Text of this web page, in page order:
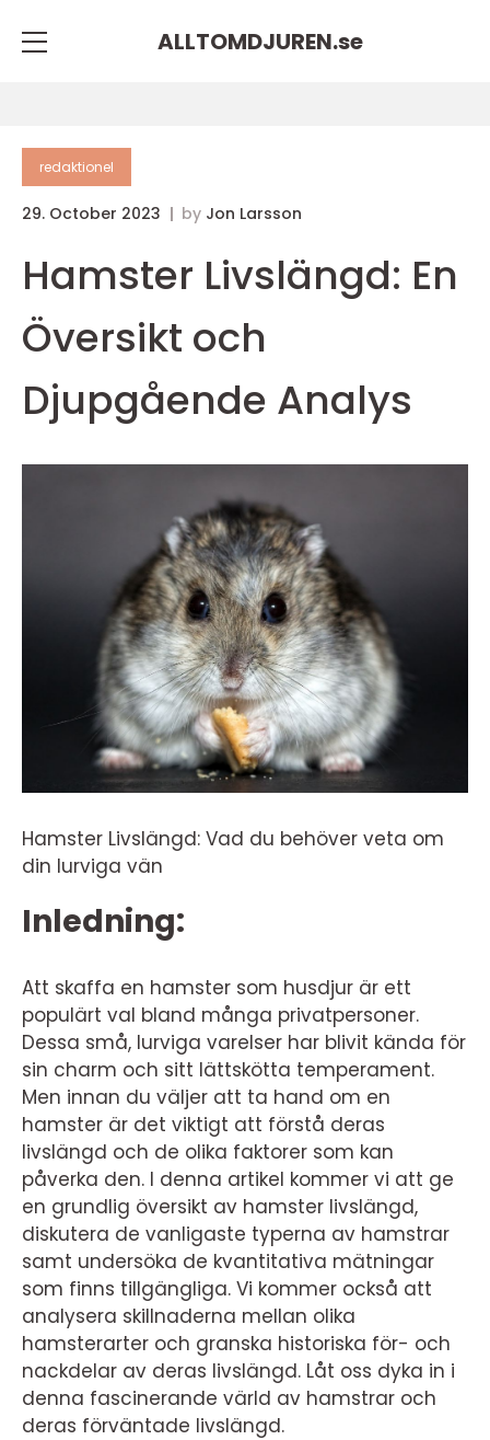
ALLTOMDJUREN.se
redaktionel
29. October 2023 by Jon Larsson
Hamster Livslängd: En
Översikt och
Djupgående Analys
Hamster Livslängd: Vad du behöver veta om
din lurviga vän
Inledning:
Att skaffa en hamster som husdjur är ett
populärt val bland många privatpersoner.
Dessa små, lurviga varelser har blivit kända för
sin charm och sitt lättskötta temperament.
Men innan du väljer att ta hand om en
hamster är det viktigt att förstå deras
livslängd och de olika faktorer som kan
påverka den. I denna artikel kommer vi att ge
en grundlig översikt av hamster livslängd,
diskutera de vanligaste typerna av hamstrar
samt undersöka de kvantitativa mätningar
som finns tillgängliga. Vi kommer också att
analysera skillnaderna mellan olika
hamsterarter och granska historiska för- och
nackdelar av deras livslängd. Låt oss dyka in i
denna fascinerande värld av hamstrar och
deras förväntade livslängd.